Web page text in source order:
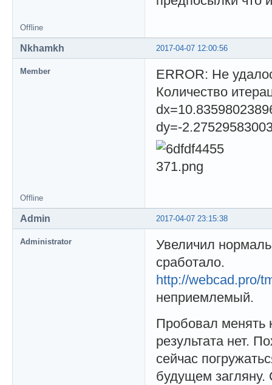
Offline
2017-04-07 12:00:56
Nkhamkh
Member
ERROR: Не
Количество
dy=-
Offline
2017-04-07 23:15:38
Admin
Administrator
Увеличил
сработало.
http://webcad.pro/
неприемлемый.
Пробовал менять
результата нет.
сейчас
будущем